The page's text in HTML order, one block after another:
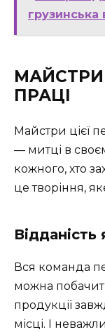
грузинська
МАЙСТРИ
ПРАЦІ
Майстри цієї
— митці в
кожного, хто
це творіння,
Відданість
Вся команда
можна
продукції
місці. І